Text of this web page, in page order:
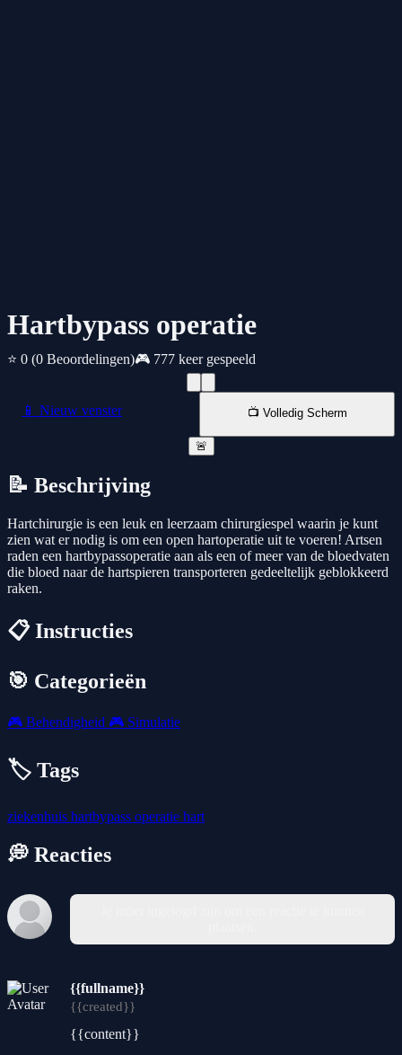
Hartbypass operatie
⭐ 0 (0 Beoordelingen)🎮 777 keer gespeeld
📱 Nieuw venster 📺 Volledig Scherm
🚨
📝 Beschrijving
Hartchirurgie is een leuk en leerzaam chirurgiespel waarin je kunt
zien wat er nodig is om een open hartoperatie uit te voeren! Artsen
raden een hartbypassoperatie aan als een of meer van de bloedvaten
die bloed naar de hartspieren transporteren gedeeltelijk geblokkeerd
raken.
📋 Instructies
🎯 Categorieën
🎮 Behendigheid 🎮 Simulatie
🏷️ Tags
ziekenhuis hartbypass operatie hart
💭 Reacties
{{fullname}}
{{created}}
{{content}}